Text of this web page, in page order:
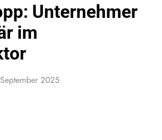
Unternehmer
im
2025